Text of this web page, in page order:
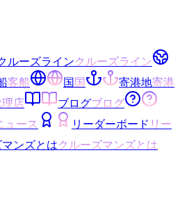
ルーズラインクルーズライン
客船 国国 寄港地寄港
店 ブログブログ
ュース リーダーボード リー
ンズとはクルーズマンズとは